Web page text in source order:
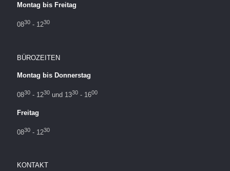
Montag bis Freitag
0830 - 1230
BÜROZEITEN
Montag bis Donnerstag
0830 - 1230 und 1330 - 1600
Freitag
0830 - 1230
KONTAKT